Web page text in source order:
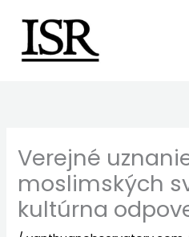
obsah
Verejné
moslimských
kultúrna